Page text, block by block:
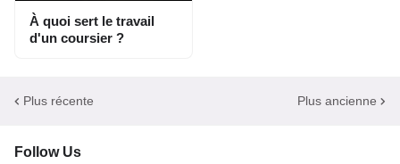
À quoi sert le travail
d'un coursier ?
Plus récente Plus ancienne
Follow Us